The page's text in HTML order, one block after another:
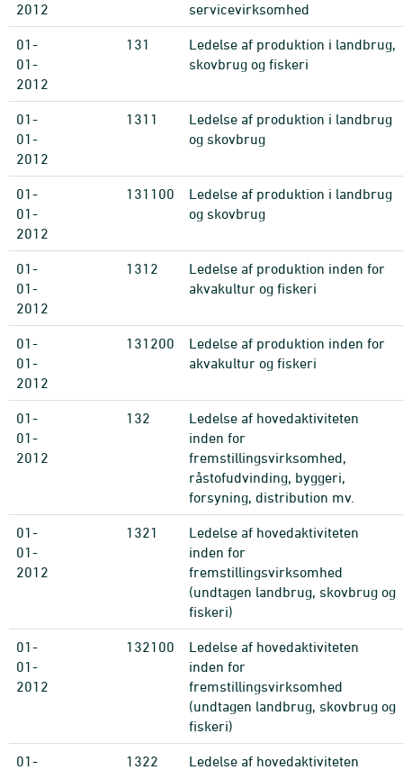
2012
servicevirksomhed
01-
01-
2012
131
Ledelse af produktion i landbrug,
skovbrug og fiskeri
01-
01-
2012
1311
Ledelse af produktion i landbrug
og skovbrug
01-
01-
2012
131100
Ledelse af produktion i landbrug
og skovbrug
01-
01-
2012
1312
Ledelse af produktion inden for
akvakultur og fiskeri
01-
01-
2012
131200
Ledelse af produktion inden for
akvakultur og fiskeri
01-
01-
2012
132
Ledelse af hovedaktiviteten
inden for
fremstillingsvirksomhed,
råstofudvinding, byggeri,
forsyning, distribution mv.
01-
01-
2012
1321
Ledelse af hovedaktiviteten
inden for
fremstillingsvirksomhed
(undtagen landbrug, skovbrug og
fiskeri)
01-
01-
2012
132100
Ledelse af hovedaktiviteten
inden for
fremstillingsvirksomhed
(undtagen landbrug, skovbrug og
fiskeri)
01-
1322
Ledelse af hovedaktiviteten